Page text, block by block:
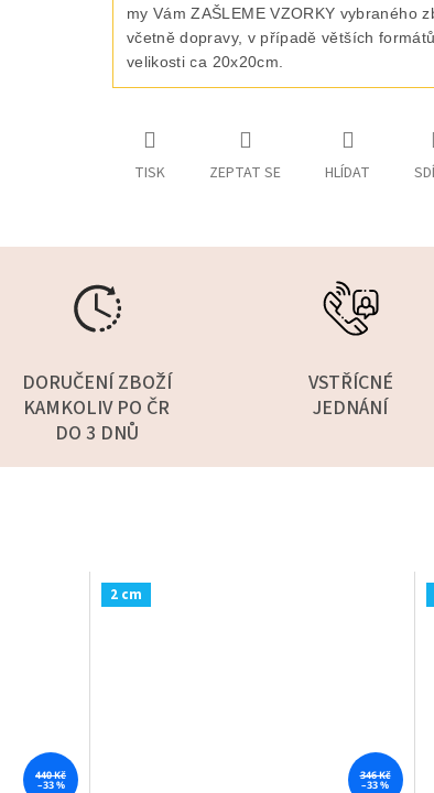
my Vám ZAŠLEME VZORKY vybraného
včetně dopravy, v případě větších
velikosti ca 20x20cm.
TISK ZEPTAT SE HLÍDAT
DORUČENÍ ZBOŽÍ
KAMKOLIV PO ČR
DO 3 DNŮ
VSTŘÍCNÉ
JEDNÁNÍ
440 Kč
–33 %
2 cm
346 Kč
–33 %